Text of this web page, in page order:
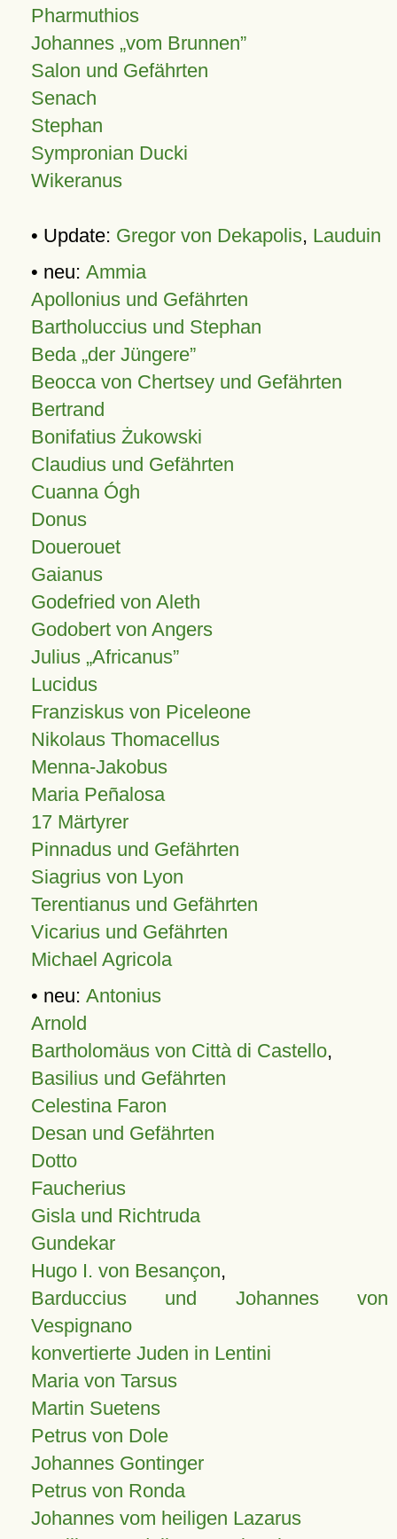
Pharmuthios
Johannes vom Brunnen
Salon und Gefährten
Senach
Stephan
Sympronian Ducki
Wikeranus
• Update: Gregor von Dekapolis, Lauduin
• neu: Ammia
Apollonius und Gefährten
Bartholuccius und Stephan
Beda „der Jüngere”
Beocca von Chertsey und Gefährten
Bertrand
Bonifatius Żukowski
Claudius und Gefährten
Cuanna Ógh
Donus
Douerouet
Gaianus
Godefried von Aleth
Godobert von Angers
Julius Africanus
Lucidus
Franziskus von Piceleone
Nikolaus Thomacellus
Menna-Jakobus
Maria Peñalosa
17 Märtyrer
Pinnadus und Gefährten
Siagrius von Lyon
Terentianus und Gefährten
Vicarius und Gefährten
Michael Agricola
• neu: Antonius
Arnold
Bartholomäus von Città di Castello,
Basilius und Gefährten
Celestina Faron
Desan und Gefährten
Dotto
Faucherius
Gisla und Richtruda
Gundekar
Hugo I. von Besançon,
Barduccius und Johannes von
Vespignano
konvertierte Juden in Lentini
Maria von Tarsus
Martin Suetens
Petrus von Dole
Johannes Gontinger
Petrus von Ronda
Johannes vom heiligen Lazarus